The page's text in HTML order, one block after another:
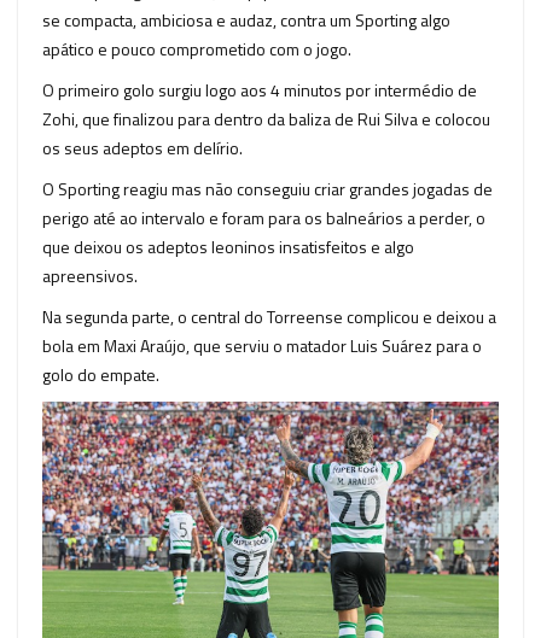
se compacta, ambiciosa e audaz, contra um Sporting algo
apático e pouco comprometido com o jogo.
O primeiro golo surgiu logo aos 4 minutos por intermédio de
Zohi, que finalizou para dentro da baliza de Rui Silva e colocou
os seus adeptos em delírio.
O Sporting reagiu mas não conseguiu criar grandes jogadas de
perigo até ao intervalo e foram para os balneários a perder, o
que deixou os adeptos leoninos insatisfeitos e algo
apreensivos.
Na segunda parte, o central do Torreense complicou e deixou a
bola em Maxi Araújo, que serviu o matador Luis Suárez para o
golo do empate.